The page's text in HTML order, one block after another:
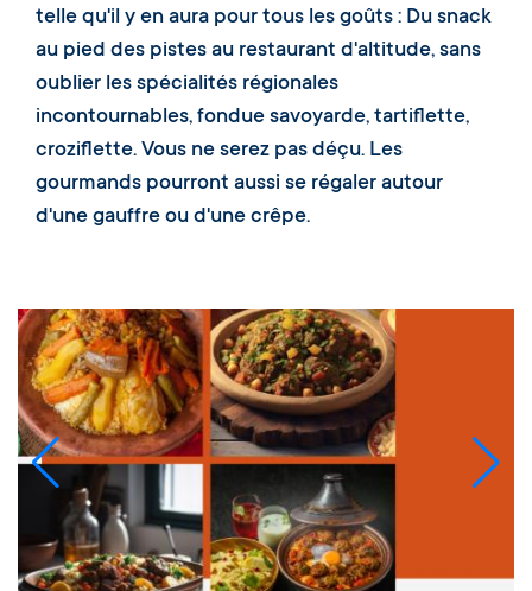
telle qu'il y en aura pour tous les goûts : Du snack
au pied des pistes au restaurant d'altitude, sans
oublier les spécialités régionales
incontournables, fondue savoyarde, tartiflette,
croziflette. Vous ne serez pas déçu. Les
gourmands pourront aussi se régaler autour
d'une gauffre ou d'une crêpe.